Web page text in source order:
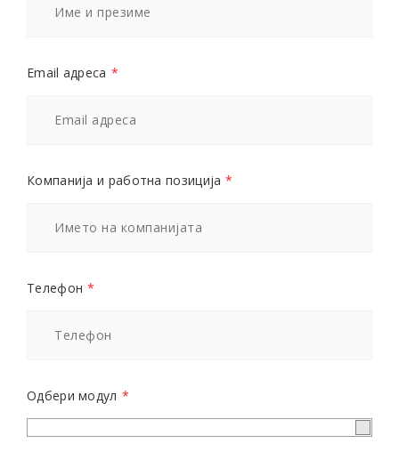
Email адреса *
Компанија и работна позиција *
Телефон *
Одбери модул *